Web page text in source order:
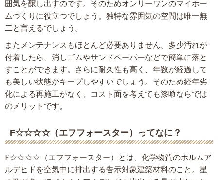
囲気を醸し出すのです。そのためオンリーワンのマイホー
ムづくりに役立つでしょう。独特な雰囲気の空間は唯一無
二と言えるでしょう。
またメンテナンスもほとんど必要ありません。多少汚れが
付着したら、消しゴムやサンドペーパーなどで簡単に落と
すことができます。さらに耐久性も高く、年数が経過して
も美しい状態がキープしやすいでしょう。そのため経年劣
化による再施工がなく、コスト面を考えても漆喰ならでは
のメリットです。
F☆☆☆☆（エフフォースター）ってなに？
F☆☆☆☆（エフフォースター）とは、化学物質のホルムア
ルデヒドを空気中に排出する告示対象建築材料のこと。星